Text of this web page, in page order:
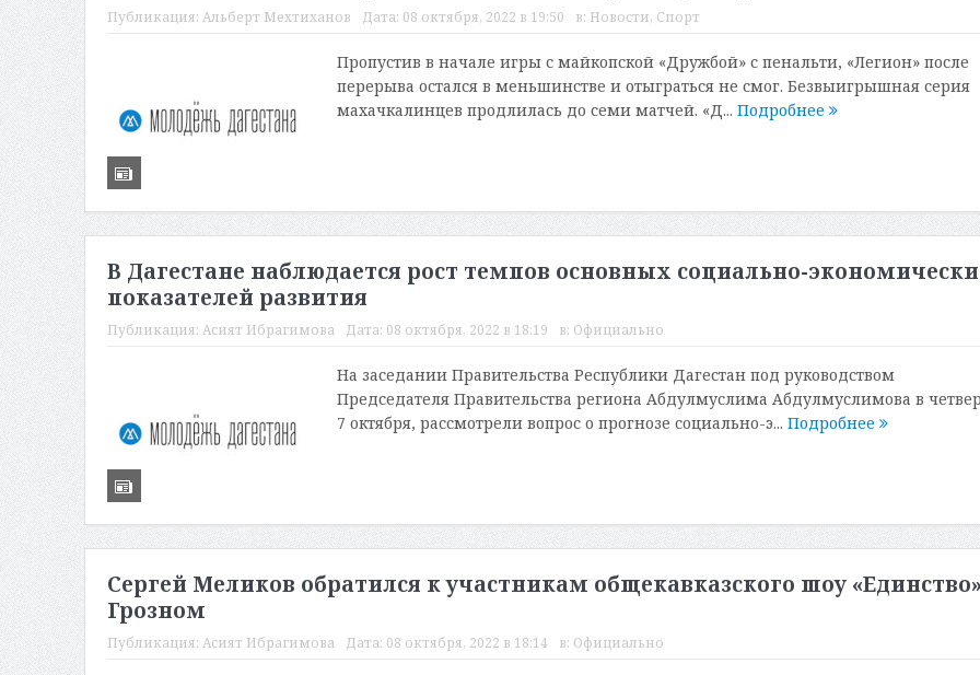
Публикация: Альберт Мехтиханов Дата: 08 октября, 2022 в 19:50 в: Новости, Спорт
Пропустив в начале игры с майкопской «Дружбой» с пенальти, «Легион» после
перерыва остался в меньшинстве и отыграться не смог. Безвыигрышная серия
махачкалинцев продлилась до семи матчей. «Д... Подробнее
В Дагестане наблюдается рост темпов основных социально-
показателей развития
Публикация: Асият Ибрагимова Дата: 08 октября, 2022 в 18:19 в: Официально
На заседании Правительства Республики Дагестан под руководством
Председателя Правительства региона Абдулмуслима Абдулмуслимова в
7 октября, рассмотрели вопрос о прогнозе социально-э... Подробнее
Сергей Меликов обратился к участникам общекавказского шоу
Грозном
Публикация: Асият Ибрагимова Дата: 08 октября, 2022 в 18:14 в: Официально